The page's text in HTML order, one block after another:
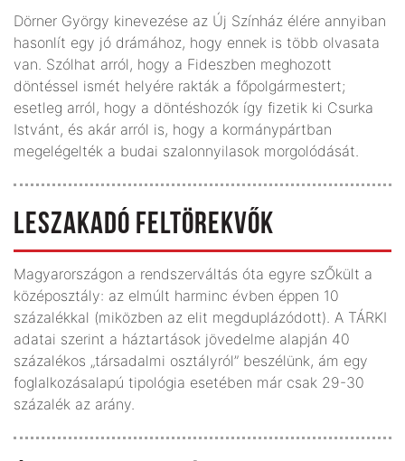
Dörner György kinevezése az Új Színház élére annyiban
hasonlít egy jó drámához, hogy ennek is több olvasata
van. Szólhat arról, hogy a Fideszben meghozott
döntéssel ismét helyére rakták a főpolgármestert;
esetleg arról, hogy a döntéshozók így fizetik ki Csurka
Istvánt, és akár arról is, hogy a kormánypártban
megelégelték a budai szalonnyilasok morgolódását.
LESZAKADÓ FELTÖREKVŐK
Magyarországon a rendszerváltás óta egyre szŐkült a
középosztály: az elmúlt harminc évben éppen 10
százalékkal (miközben az elit megduplázódott). A TÁRKI
adatai szerint a háztartások jövedelme alapján 40
százalékos „társadalmi osztályról” beszélünk, ám egy
foglalkozásalapú tipológia esetében már csak 29-30
százalék az arány.